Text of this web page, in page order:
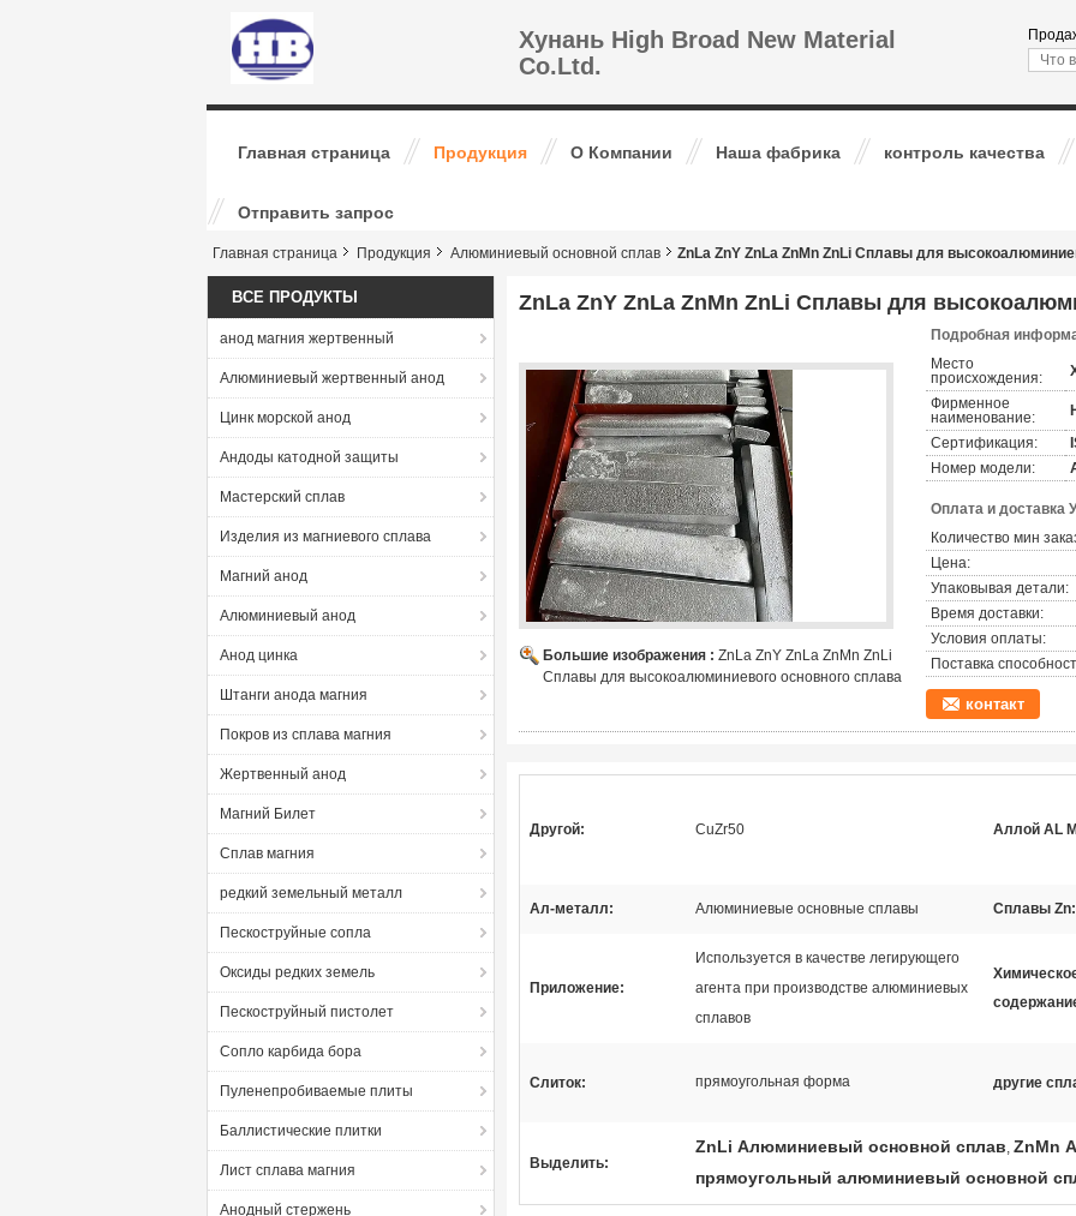
Хунань High Broad New Material
Co.Ltd.
Главная страница Продукция О Компании Наша фабрика контроль качества
Отправить запрос
Главная страница Продукция Алюминиевый основной сплав ZnLa ZnY ZnLa ZnMn ZnLi Сплавы для
ВСЕ ПРОДУКТЫ
анод магния жертвенный
Алюминиевый жертвенный анод
Цинк морской анод
Андоды катодной защиты
Мастерский сплав
Изделия из магниевого сплава
Магний анод
Алюминиевый анод
Анод цинка
Штанги анода магния
Покров из сплава магния
Жертвенный анод
Магний Билет
Сплав магния
редкий земельный металл
Пескоструйные сопла
Оксиды редких земель
Пескоструйный пистолет
Сопло карбида бора
Пуленепробиваемые плиты
Баллистические плитки
Лист сплава магния
Анодный стержень
ZnLa ZnY ZnLa ZnMn ZnLi Сплавы для
Большие изображения : ZnLa ZnY ZnLa ZnMn ZnLi
Сплавы для высокоалюминиевого основного сплава
Подробная
Место
происхождения:
Фирменное
наименование:
Сертификация:
Номер модели:
Оплата и доставка
Количество мин
Цена:
Упаковывая детали:
Время доставки:
Условия оплаты:
Поставка
контакт
Другой: CuZr50 Аллой AL
Ал-металл: Алюминиевые основные сплавы Сплавы Zn:
Приложение:
Используется в качестве легирующего
агента при производстве алюминиевых
сплавов
Слиток: прямоугольная форма другие
Выделить:
ZnLi Алюминиевый основной сплав, ZnMn
прямоугольный алюминиевый основной